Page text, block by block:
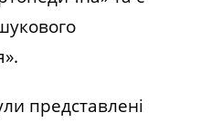
представлені